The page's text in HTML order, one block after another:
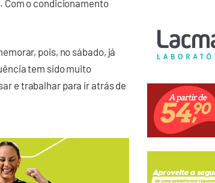
Com o condicionamento
pois, no sábado, já
tem sido muito
e trabalhar para ir atrás de